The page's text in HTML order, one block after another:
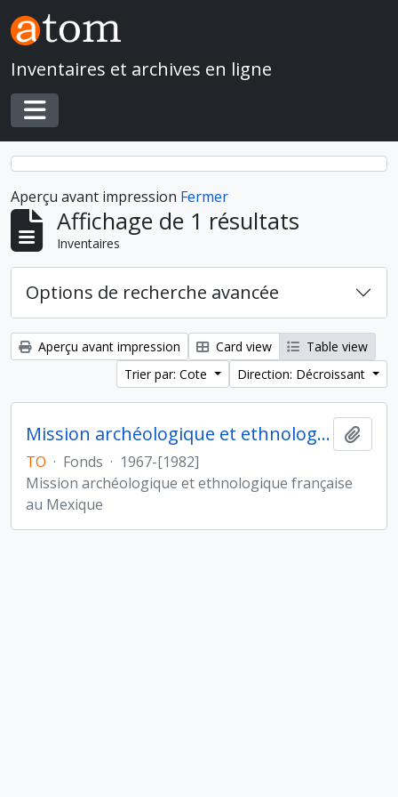
Skip to main content
Inventaires et archives en ligne
Toggle navigation
Aperçu avant impression Fermer
Affichage de 1 résultats
Inventaires
Options de recherche avancée
Aperçu avant impression Card view
Table view
Trier par: Cote
Direction: Décroissant
Mission archéologique et ethnologique française au Mexique
TO · Fonds · 1967-[1982]
Mission archéologique et ethnologique française
au Mexique